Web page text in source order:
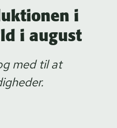
i
i august
med til at